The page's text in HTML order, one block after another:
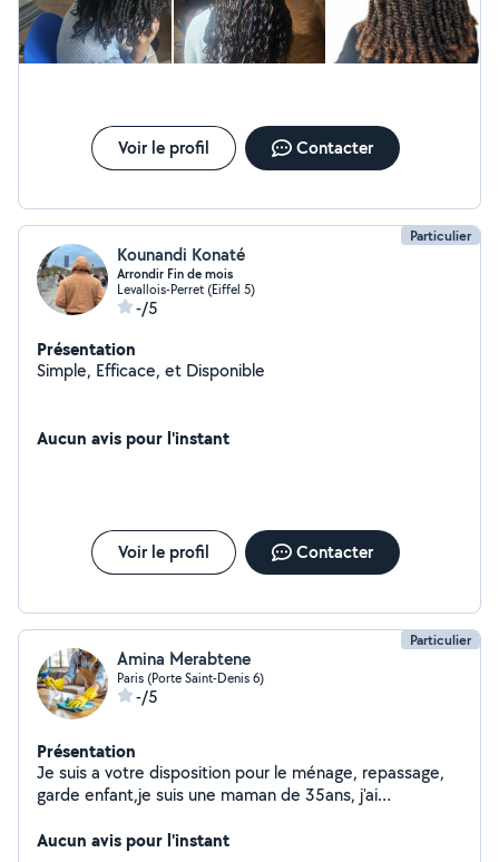
Voir le profil Contacter
Particulier
Kounandi Konaté
Arrondir Fin de mois
Levallois-Perret (Eiffel 5)
-/5
Présentation
Simple, Efficace, et Disponible
Aucun avis pour l'instant
Voir le profil Contacter
Particulier
Amina Merabtene
Paris (Porte Saint-Denis 6)
-/5
Présentation
Je suis a votre disposition pour le ménage, repassage,
garde enfant,je suis une maman de 35ans, j'ai
Aucun avis pour l'instant